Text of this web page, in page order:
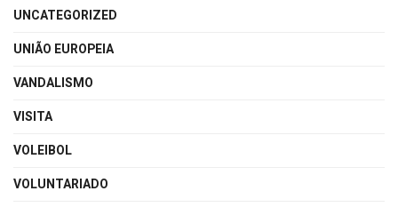
UNCATEGORIZED
UNIÃO EUROPEIA
VANDALISMO
VISITA
VOLEIBOL
VOLUNTARIADO